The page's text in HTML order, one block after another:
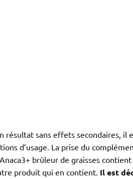
résultat sans effets secondaires,
d’usage. La prise du
brûleur de graisses
produit qui en contient. Il est